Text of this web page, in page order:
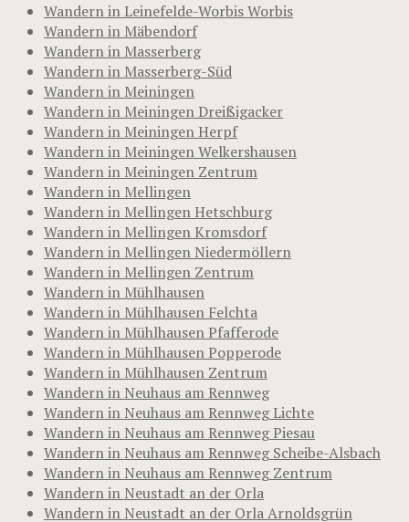
Wandern in Leinefelde-Worbis Worbis
Wandern in Mäbendorf
Wandern in Masserberg
Wandern in Masserberg-Süd
Wandern in Meiningen
Wandern in Meiningen Dreißigacker
Wandern in Meiningen Herpf
Wandern in Meiningen Welkershausen
Wandern in Meiningen Zentrum
Wandern in Mellingen
Wandern in Mellingen Hetschburg
Wandern in Mellingen Kromsdorf
Wandern in Mellingen Niedermöllern
Wandern in Mellingen Zentrum
Wandern in Mühlhausen
Wandern in Mühlhausen Felchta
Wandern in Mühlhausen Pfafferode
Wandern in Mühlhausen Popperode
Wandern in Mühlhausen Zentrum
Wandern in Neuhaus am Rennweg
Wandern in Neuhaus am Rennweg Lichte
Wandern in Neuhaus am Rennweg Piesau
Wandern in Neuhaus am Rennweg Scheibe-Alsbach
Wandern in Neuhaus am Rennweg Zentrum
Wandern in Neustadt an der Orla
Wandern in Neustadt an der Orla Arnoldsgrün